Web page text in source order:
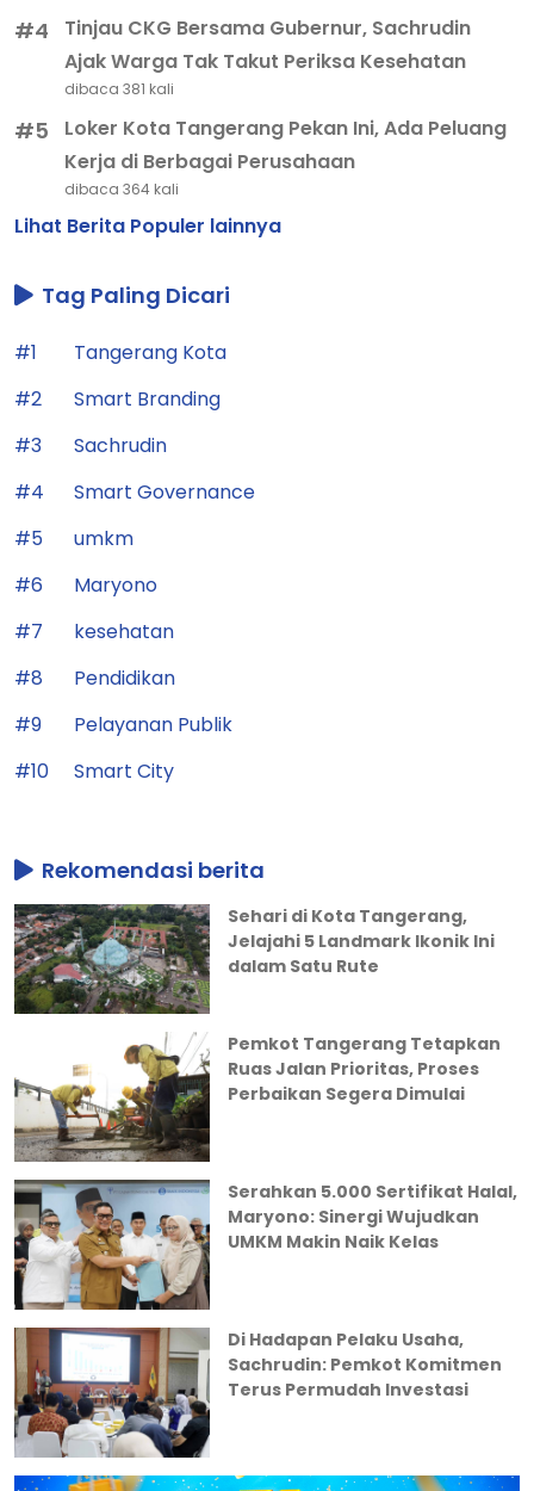
#4
Tinjau CKG Bersama Gubernur, Sachrudin
Ajak Warga Tak Takut Periksa Kesehatan
dibaca 381 kali
#5
Loker Kota Tangerang Pekan Ini, Ada Peluang
Kerja di Berbagai Perusahaan
dibaca 364 kali
Lihat Berita Populer lainnya
Tag Paling Dicari
#1
Tangerang Kota
#2
Smart Branding
#3
Sachrudin
#4
Smart Governance
#5
umkm
#6
Maryono
#7
kesehatan
#8
Pendidikan
#9
Pelayanan Publik
#10
Smart City
Rekomendasi berita
Sehari di Kota Tangerang,
Jelajahi 5 Landmark Ikonik Ini
dalam Satu Rute
Pemkot Tangerang Tetapkan
Ruas Jalan Prioritas, Proses
Perbaikan Segera Dimulai
Serahkan 5.000 Sertifikat Halal,
Maryono: Sinergi Wujudkan
UMKM Makin Naik Kelas
Di Hadapan Pelaku Usaha,
Sachrudin: Pemkot Komitmen
Terus Permudah Investasi